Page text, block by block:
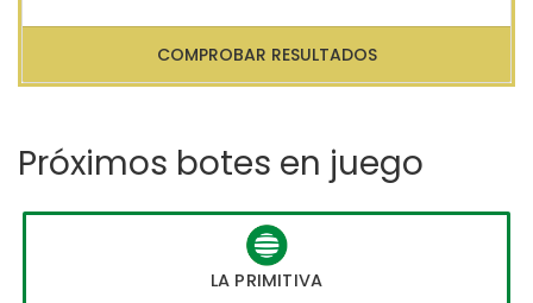
COMPROBAR RESULTADOS
Próximos botes en juego
LA PRIMITIVA